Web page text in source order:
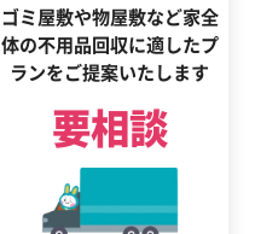
ゴミ屋敷や物屋敷など家全
体の不用品回収に適したプ
ランをご提案いたします
要相談